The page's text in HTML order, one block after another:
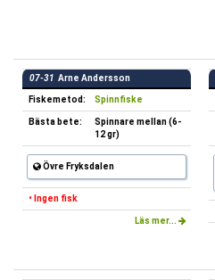
07-31 Arne Andersson
Fiskemetod: Spinnfiske
Bästa bete:
Spinnare mellan (6-
12 gr)
Övre Fryksdalen
• Ingen fisk
Läs mer...